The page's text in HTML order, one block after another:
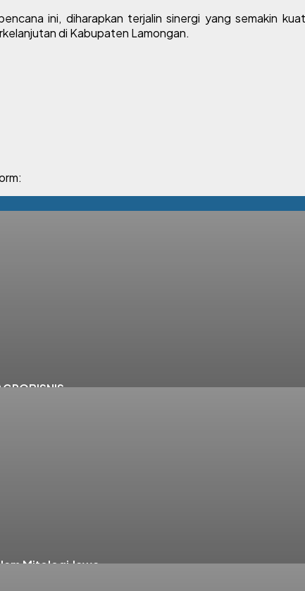
ini, diharapkan terjalin sinergi yang semakin
di Kabupaten Lamongan.
Mitologi Jawa